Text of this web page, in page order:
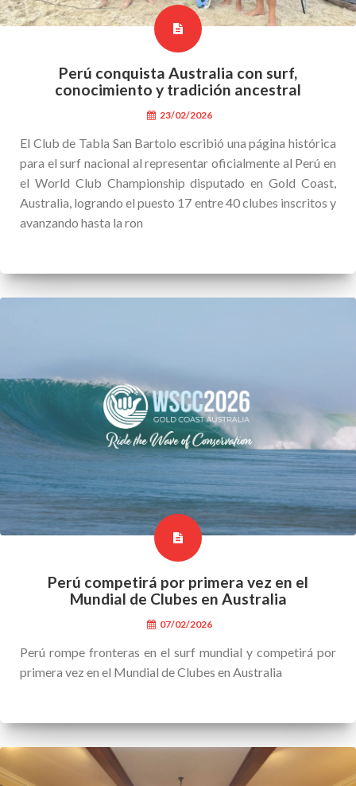
Perú conquista Australia con surf,
conocimiento y tradición ancestral
23/02/2026
El Club de Tabla San Bartolo escribió una página histórica
para el surf nacional al representar oficialmente al Perú en
el World Club Championship disputado en Gold Coast,
Australia, logrando el puesto 17 entre 40 clubes inscritos y
avanzando hasta la ron
Perú competirá por primera vez en el
Mundial de Clubes en Australia
07/02/2026
Perú rompe fronteras en el surf mundial y competirá por
primera vez en el Mundial de Clubes en Australia